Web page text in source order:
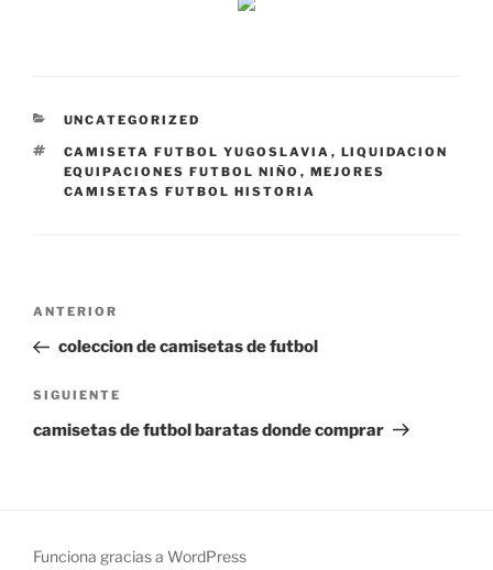
CATEGORÍAS
UNCATEGORIZED
ETIQUETAS
CAMISETA FUTBOL YUGOSLAVIA , LIQUIDACION
EQUIPACIONES FUTBOL NIÑO , MEJORES
CAMISETAS FUTBOL HISTORIA
Navegación
entradas
Entrada
anterior:
ANTERIOR
coleccion de camisetas de futbol
Siguiente
entrada
SIGUIENTE
camisetas de futbol baratas donde comprar
Funciona gracias a WordPress